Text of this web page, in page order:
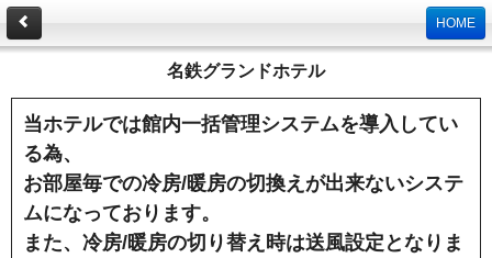
HOME
名鉄グランドホテル
当ホテルでは館内一括管理システムを導入してい
る為、
お部屋毎での冷房/暖房の切換えが出来ないシステ
ムになっております。
また、冷房/暖房の切り替え時は送風設定となりま